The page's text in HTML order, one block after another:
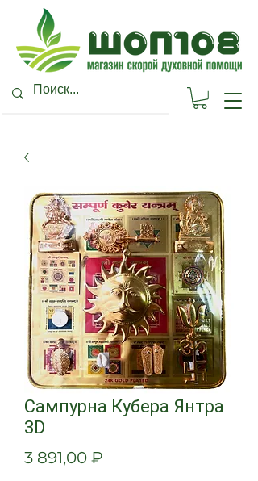
Сампурна Кубера Янтра
3D
3 891,00 ₽